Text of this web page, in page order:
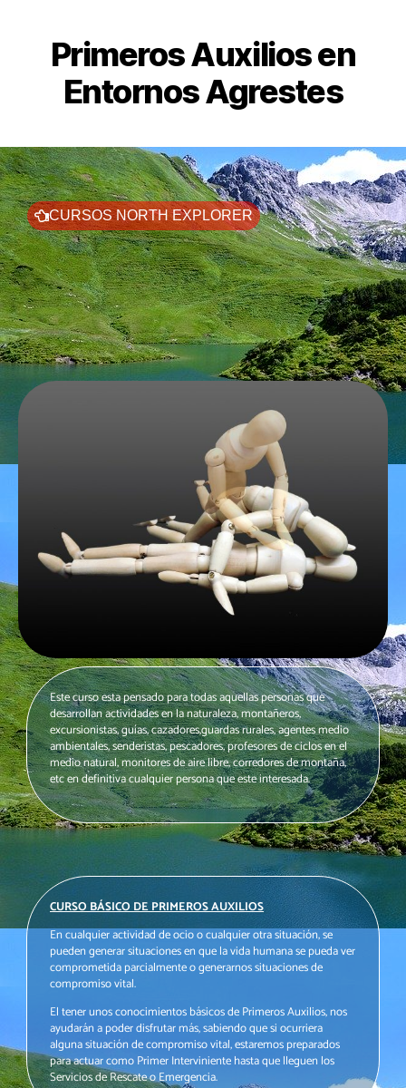
Primeros Auxilios en
Entornos Agrestes
CURSOS NORTH EXPLORER
Este curso esta pensado para todas aquellas personas que
desarrollan actividades en la naturaleza, montañeros,
excursionistas, guías, cazadores,guardas rurales, agentes medio
ambientales, senderistas, pescadores, profesores de ciclos en el
medio natural, monitores de aire libre, corredores de montaña,
etc en definitiva cualquier persona que este interesada.
CURSO BÁSICO DE PRIMEROS AUXILIOS
En cualquier actividad de ocio o cualquier otra situación, se
pueden generar situaciones en que la vida humana se pueda ver
comprometida parcialmente o generarnos situaciones de
compromiso vital.
El tener unos conocimientos básicos de Primeros Auxilios, nos
ayudarán a poder disfrutar más, sabiendo que si ocurriera
alguna situación de compromiso vital, estaremos preparados
para actuar como Primer Interviniente hasta que lleguen los
Servicios de Rescate o Emergencia.